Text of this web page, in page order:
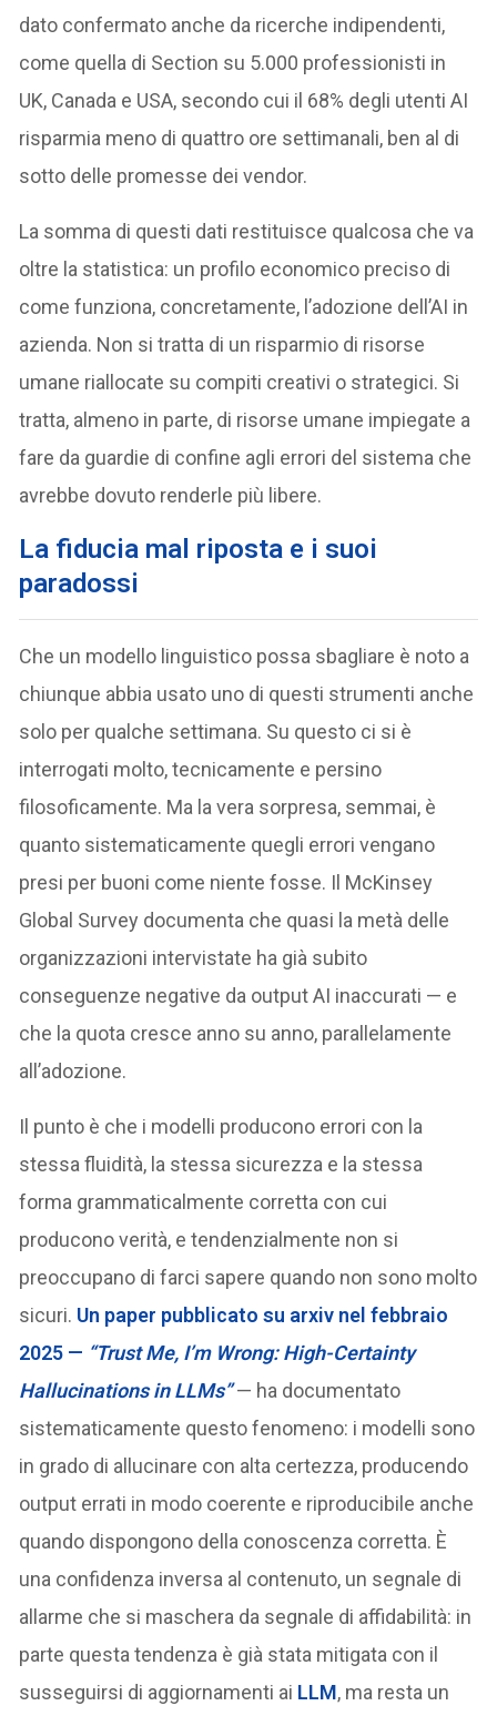
dato confermato anche da ricerche indipendenti,
come quella di Section su 5.000 professionisti in
UK, Canada e USA, secondo cui il 68% degli utenti AI
risparmia meno di quattro ore settimanali, ben al di
sotto delle promesse dei vendor.
La somma di questi dati restituisce qualcosa che va
oltre la statistica: un profilo economico preciso di
come funziona, concretamente, l’adozione dell’AI in
azienda. Non si tratta di un risparmio di risorse
umane riallocate su compiti creativi o strategici. Si
tratta, almeno in parte, di risorse umane impiegate a
fare da guardie di confine agli errori del sistema che
avrebbe dovuto renderle più libere.
La fiducia mal riposta e i suoi
paradossi
Che un modello linguistico possa sbagliare è noto a
chiunque abbia usato uno di questi strumenti anche
solo per qualche settimana. Su questo ci si è
interrogati molto, tecnicamente e persino
filosoficamente. Ma la vera sorpresa, semmai, è
quanto sistematicamente quegli errori vengano
presi per buoni come niente fosse. Il McKinsey
Global Survey documenta che quasi la metà delle
organizzazioni intervistate ha già subito
conseguenze negative da output AI inaccurati — e
che la quota cresce anno su anno, parallelamente
all’adozione.
Il punto è che i modelli producono errori con la
stessa fluidità, la stessa sicurezza e la stessa
forma grammaticalmente corretta con cui
producono verità, e tendenzialmente non si
preoccupano di farci sapere quando non sono molto
sicuri. Un paper pubblicato su arxiv nel febbraio
2025 — “Trust Me, I’m Wrong: High-Certainty
Hallucinations in LLMs” — ha documentato
sistematicamente questo fenomeno: i modelli sono
in grado di allucinare con alta certezza, producendo
output errati in modo coerente e riproducibile anche
quando dispongono della conoscenza corretta. È
una confidenza inversa al contenuto, un segnale di
allarme che si maschera da segnale di affidabilità: in
parte questa tendenza è già stata mitigata con il
susseguirsi di aggiornamenti ai LLM, ma resta un